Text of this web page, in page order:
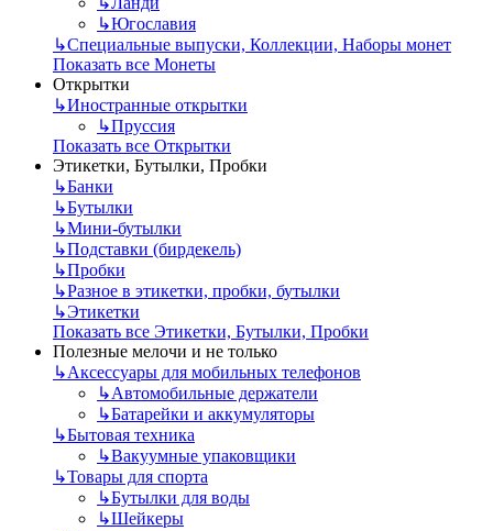
↳Югославия
↳Специальные выпуски, Коллекции, Наборы монет
Показать все Монеты
Открытки
↳Иностранные открытки
↳Пруссия
Показать все Открытки
Этикетки, Бутылки, Пробки
↳Банки
↳Бутылки
↳Мини-бутылки
↳Подставки (бирдекель)
↳Пробки
↳Разное в этикетки, пробки, бутылки
↳Этикетки
Показать все Этикетки, Бутылки, Пробки
Полезные мелочи и не только
↳Аксессуары для мобильных телефонов
↳Автомобильные держатели
↳Батарейки и аккумуляторы
↳Бытовая техника
↳Вакуумные упаковщики
↳Товары для спорта
↳Бутылки для воды
↳Шейкеры